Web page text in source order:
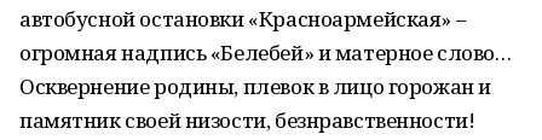
автобусной остановки «Красноармейская» –
огромная надпись «Белебей» и матерное слово…
Осквернение родины, плевок в лицо горожан и
памятник своей низости, безнравственности!